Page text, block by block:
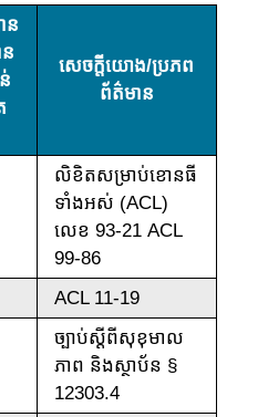
ន​
សេចក្តី​យោង/ប្រ​ភព​
ព័ត៌​មាន
លិខិតសម្រាប់ខោនធី
ទាំងអស់ (ACL)
លេខ 93-21 ACL
99-86
ACL 11-19
ច្បាប់ស្ដីពីសុខុមាល
ភាព និងស្ថាប័ន §
12303.4